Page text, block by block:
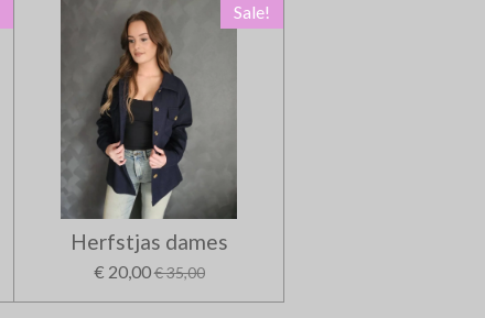
Sale!
Herfstjas dames
€ 20,00€ 35,00